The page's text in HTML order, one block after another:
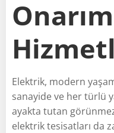
Onarım
Elektrik, modern
sanayide ve her türlü
ayakta tutan
elektrik tesisatları da